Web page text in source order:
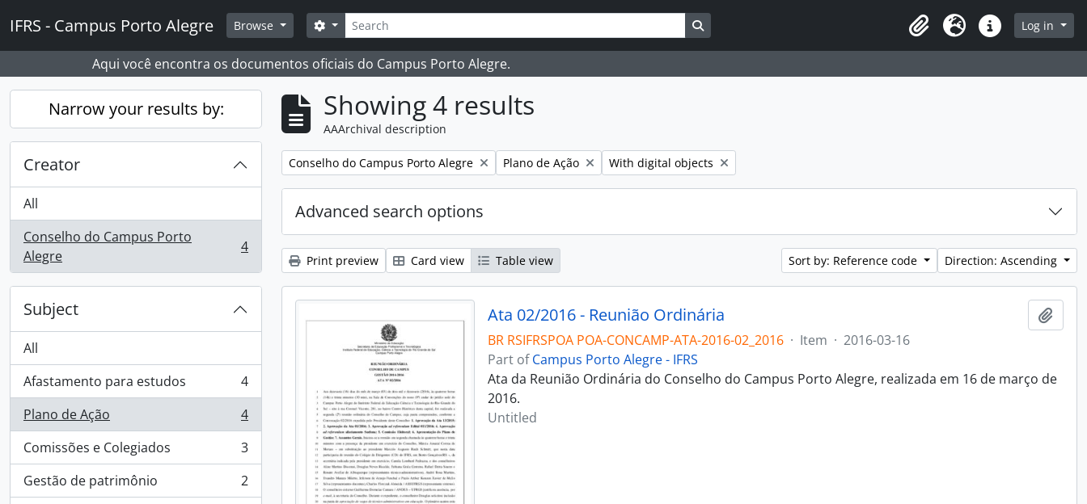
IFRS - Campus Porto Alegre Browse Search
Search options Search in browse page
ClipboardLanguageQuick linksLog in
Aqui você encontra os documentos oficiais do Campus Porto Alegre.
Narrow your results by:
Creator
All
Conselho do Campus Porto
Alegre
, 4 results 4
Subject
All
Afastamento para estudos
, 4 results
4
Plano de Ação
, 4 results
4
Comissões e Colegiados
, 3 results
3
Gestão de patrimônio
, 2 results
2
Showing 4 results
AAArchival description
Remove filter:
Conselho do Campus Porto Alegre Remove filter:
Plano de Ação Remove filter:
With digital objects
Advanced search options
Print preview Card view Table view Sort by: Reference code Direction: Ascending
Ata 02/2016 - Reunião Ordinária
BR RSIFRSPOA POA-CONCAMP-ATA-2016-02_2016 · Item · 2016-03-16
Part ofCampus Porto Alegre - IFRS
Ata da Reunião Ordinária do Conselho do Campus Porto Alegre, realizada em 16 de março de
2016.
Untitled